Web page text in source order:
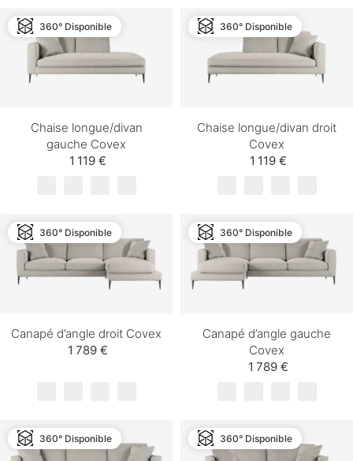
360° Disponible
Chaise longue/divan
gauche Covex
1 119 €
360° Disponible
Chaise longue/divan droit
Covex
1 119 €
360° Disponible
Canapé d’angle droit Covex
1 789 €
360° Disponible
Canapé d’angle gauche
Covex
1 789 €
360° Disponible 360° Disponible